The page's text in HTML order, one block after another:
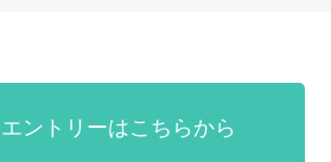
ントリーはこちらから